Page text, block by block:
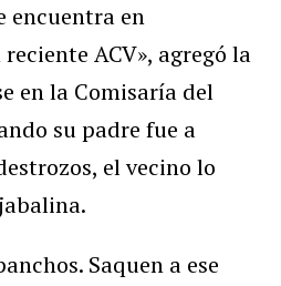
encuentra en
ACV», agregó la
en la Comisaría del
su padre fue a
el vecino lo
Saquen a ese